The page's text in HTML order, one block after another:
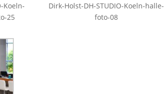
Koeln-
25
Dirk-Holst-DH-STUDIO-Koeln-halle-
foto-08